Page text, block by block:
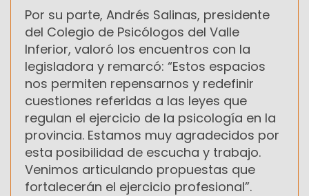
Por su parte, Andrés Salinas, presidente
del Colegio de Psicólogos del Valle
Inferior, valoró los encuentros con la
legisladora y remarcó: “Estos espacios
nos permiten repensarnos y redefinir
cuestiones referidas a las leyes que
regulan el ejercicio de la psicología en la
provincia. Estamos muy agradecidos por
esta posibilidad de escucha y trabajo.
Venimos articulando propuestas que
fortalecerán el ejercicio profesional”.